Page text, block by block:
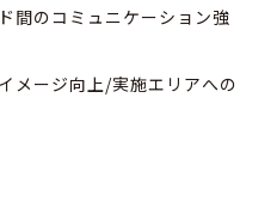
間のコミュニケーション強
メージ向上/実施エリアへの